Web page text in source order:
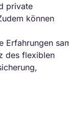
private
können
Erfahrungen
des flexiblen